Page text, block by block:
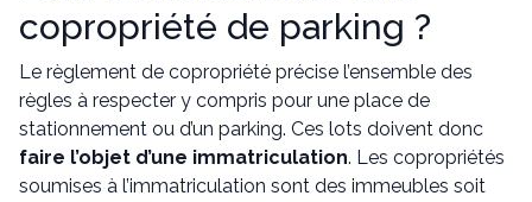
copropriété de parking ?
Le règlement de copropriété précise l’ensemble des
règles à respecter y compris pour une place de
stationnement ou d’un parking. Ces lots doivent donc
faire l’objet d’une immatriculation. Les copropriétés
soumises à l’immatriculation sont des immeubles soit